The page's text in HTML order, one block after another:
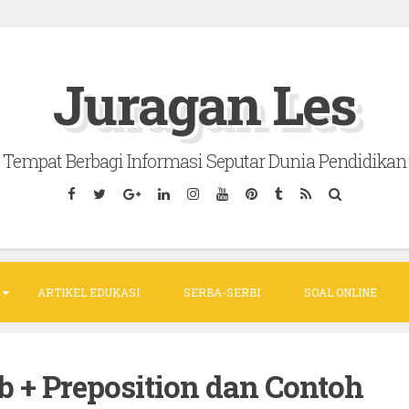
Juragan Les
Tempat Berbagi Informasi Seputar Dunia Pendidikan
ARTIKEL EDUKASI SERBA-SERBI SOAL ONLINE
+ Preposition dan Contoh